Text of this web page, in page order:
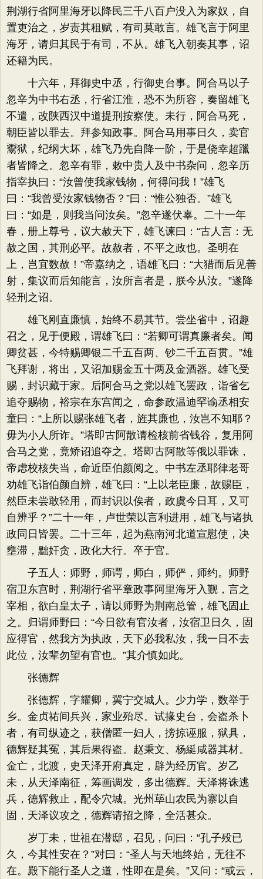
荆湖行省阿里海牙以降民三千八百户没入为家奴，自
置吏治之，岁责其租赋，有司莫敢言。雄飞言于阿里
海牙，请归其民于有司，不从。雄飞入朝奏其事，诏
还籍为民。
十六年，拜御史中丞，行御史台事。阿合马以子
忽辛为中书右丞，行省江淮，恐不为所容，奏留雄飞
不遣，改陕西汉中道提刑按察使。未行，阿合马死，
朝臣皆以罪去。拜参知政事。阿合马用事日久，卖官
鬻狱，纪纲大坏，雄飞乃先自降一阶，于是侥幸超躐
者皆降之。忽辛有罪，敕中贵人及中书杂问，忽辛历
指宰执曰：“汝曾使我家钱物，何得问我！”雄飞
曰：“我曾受汝家钱物否？”曰：“惟公独否。”雄飞
曰：“如是，则我当问汝矣。”忽辛遂伏辜。二十一年
春，册上尊号，议大赦天下，雄飞谏曰：“古人言：无
赦之国，其刑必平。故赦者，不平之政也。圣明在
上，岂宜数赦！”帝嘉纳之，语雄飞曰：“大猎而后见善
射，集议而后知能言，汝所言者是，朕今从汝。”遂降
轻刑之诏。
雄飞刚直廉慎，始终不易其节。尝坐省中，诏趣
召之，见于便殿，谓雄飞曰：“若卿可谓真廉者矣。闻
卿贫甚，今特赐卿银二千五百两、钞二千五百贯。”雄
飞拜谢，将出，又诏加赐金五十两及金酒器。雄飞受
赐，封识藏于家。后阿合马之党以雄飞罢政，诣省乞
追夺赐物，裕宗在东宫闻之，命参政温迪罕谕丞相安
童曰：“上所以赐张雄飞者，旌其廉也，汝岂不知耶？
毋为小人所诈。”塔即古阿散请检核前省钱谷，复用阿
合马之党，竟矫诏追夺之。塔即古阿散等俄以罪诛，
帝虑校核失当，命近臣伯颜阅之。中书左丞耶律老哥
劝雄飞诣伯颜自辨，雄飞曰：“上以老臣廉，故赐臣，
然臣未尝敢轻用，而封识以俟者，政虞今日耳，又可
自辨乎？”二十一年，卢世荣以言利进用，雄飞与诸执
政同日皆罢。二十三年，起为燕南河北道宣慰使，决
壅滞，黜奸贪，政化大行。卒于官。
子五人：师野，师谔，师白，师俨，师约。师野
宿卫东宫时，荆湖行省平章政事阿里海牙入觐，言之
宰相，欲白皇太子，请以师野为荆南总管，雄飞固止
之。归谓师野曰：“今日欲有官汝者，汝宿卫日久，固
应得官，然我方为执政，天下必我私汝，我一日不去
此位，汝辈勿望有官也。”其介慎如此。
张德辉
张德辉，字耀卿，冀宁交城人。少力学，数举于
乡。金贞祐间兵兴，家业殆尽。试掾史台，会盗杀卜
者，有司纵迹之，获僧匿一妇人，搒掠诬服，狱具，
德辉疑其冤，其后果得盗。赵秉文、杨綎咸器其材。
金亡，北渡，史天泽开府真定，辟为经历官。岁乙
未，从天泽南征，筹画调发，多出德辉。天泽将诛逃
兵，德辉救止，配令穴城。光州荜山农民为寨以自
固，天泽议攻之，德辉请招之降，全活甚众。
岁丁未，世祖在潜邸，召见，问曰：“孔子殁已
久，今其性安在？”对曰：“圣人与天地终始，无往不
在。殿下能行圣人之道，性即在是矣。”又问：“或云，